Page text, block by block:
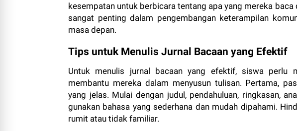
kesempatan untuk berbicara tentang apa yang mereka
sangat penting dalam pengembangan keterampilan
masa depan.
Tips untuk Menulis Jurnal Bacaan yang Efektif
Untuk menulis jurnal bacaan yang efektif, siswa perlu
membantu mereka dalam menyusun tulisan. Pertama,
yang jelas. Mulai dengan judul, pendahuluan, ringkasan,
gunakan bahasa yang sederhana dan mudah dipahami.
rumit atau tidak familiar.